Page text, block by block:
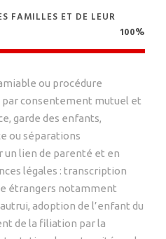
FAMILLES ET DE LEUR
100%
ou procédure
consentement mutuel et
garde des enfants,
ou séparations
un lien de parenté et en
légales : transcription
étrangers notamment
adoption de l’enfant du
de la filiation par la